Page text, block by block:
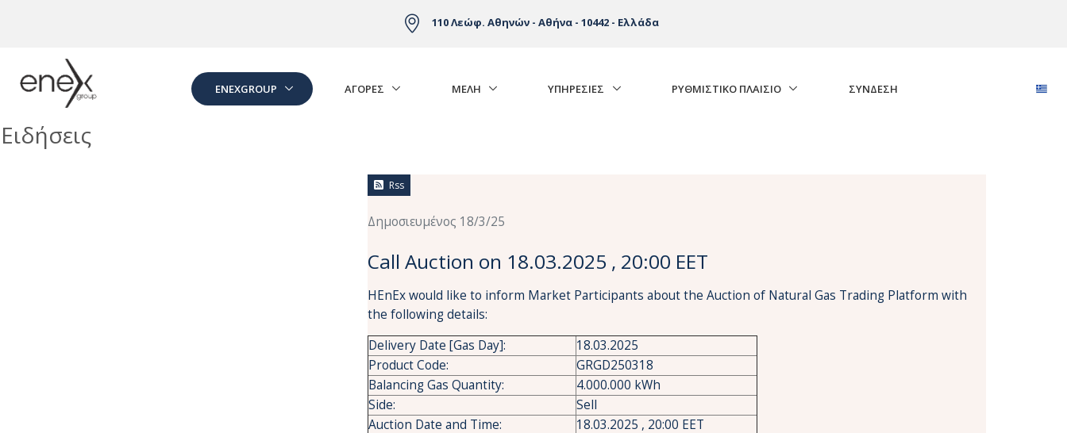
110 Λεώφ. Αθηνών - Αθήνα - 10442 - Ελλάδα
ENEXGROUP ΑΓΟΡΈΣ ΜΕΛΗ ΥΠΗΡΕΣΙΕΣ ΡΥΘΜΙΣΤΙΚΟ ΠΛΑΙΣΙΟ ΣΎΝΔΕΣΗ
Ειδήσεις
Rss
Δημοσιευμένος 18/3/25
Call Auction on 18.03.2025 , 20:00 EET
HEnEx would like to inform Market Participants about the Auction of Natural Gas Trading Platform with
the following details:
Delivery Date [Gas Day]:
18.03.2025
Product Code:
GRGD250318
Balancing Gas Quantity:
4.000.000 kWh
Side:
Sell
Auction Date and Time:
18.03.2025 , 20:00 EET